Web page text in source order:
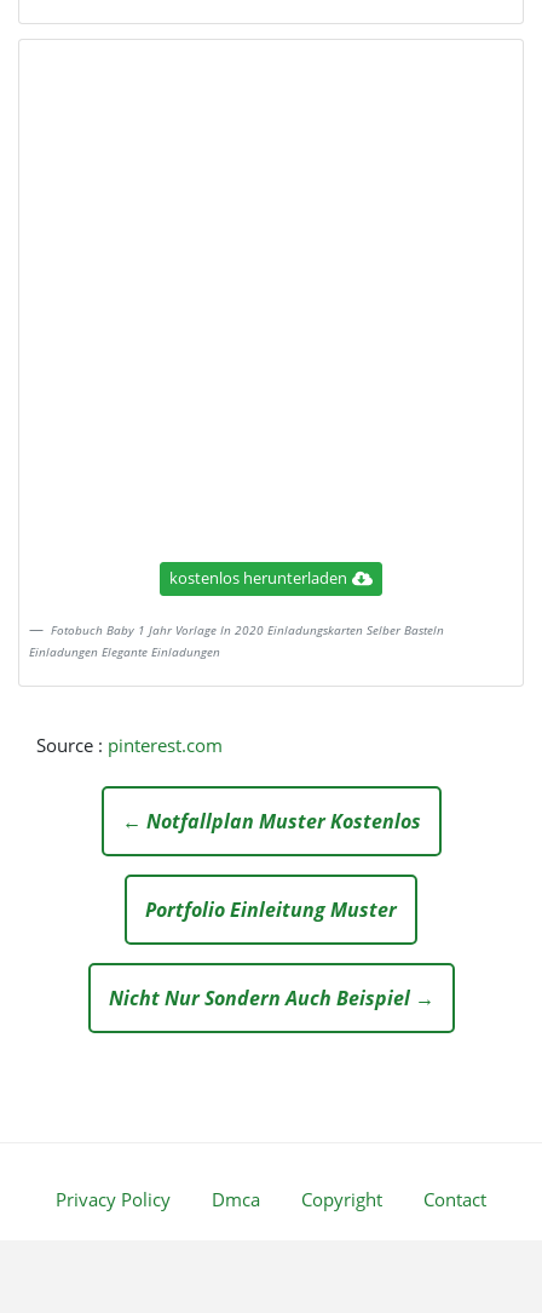
kostenlos herunterladen
Fotobuch Baby 1 Jahr Vorlage In 2020 Einladungskarten Selber Basteln
Einladungen Elegante Einladungen
Source : pinterest.com
← Notfallplan Muster Kostenlos
Portfolio Einleitung Muster
Nicht Nur Sondern Auch Beispiel →
Privacy Policy Dmca Copyright Contact